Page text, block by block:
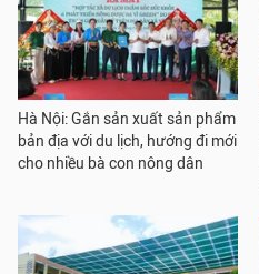
Hà Nội: Gắn sản xuất sản phẩm
bản địa với du lịch, hướng đi mới
cho nhiều bà con nông dân